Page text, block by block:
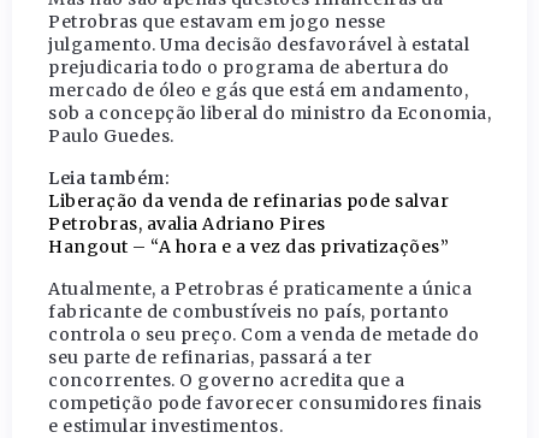
Petrobras que estavam em jogo nesse
julgamento. Uma decisão desfavorável à estatal
prejudicaria todo o programa de abertura do
mercado de óleo e gás que está em andamento,
sob a concepção liberal do ministro da Economia,
Paulo Guedes.
Leia também:
Liberação da venda de refinarias pode salvar
Petrobras, avalia Adriano Pires
Hangout – “A hora e a vez das privatizações”
Atualmente, a Petrobras é praticamente a única
fabricante de combustíveis no país, portanto
controla o seu preço. Com a venda de metade do
seu parte de refinarias, passará a ter
concorrentes. O governo acredita que a
competição pode favorecer consumidores finais
e estimular investimentos.